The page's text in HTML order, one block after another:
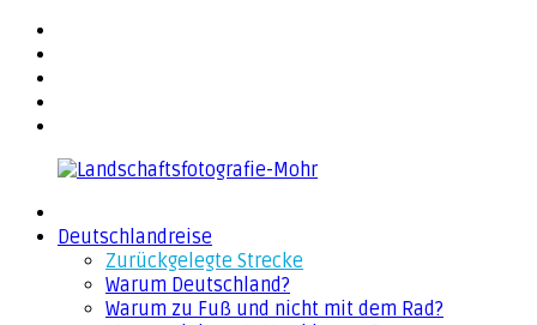
Zurück
zum
Inhalt
Landschaftsfotografie-
Deutschlandreise
Zurückgelegte Strecke
Warum Deutschland?
Warum zu Fuß und nicht mit dem Rad?